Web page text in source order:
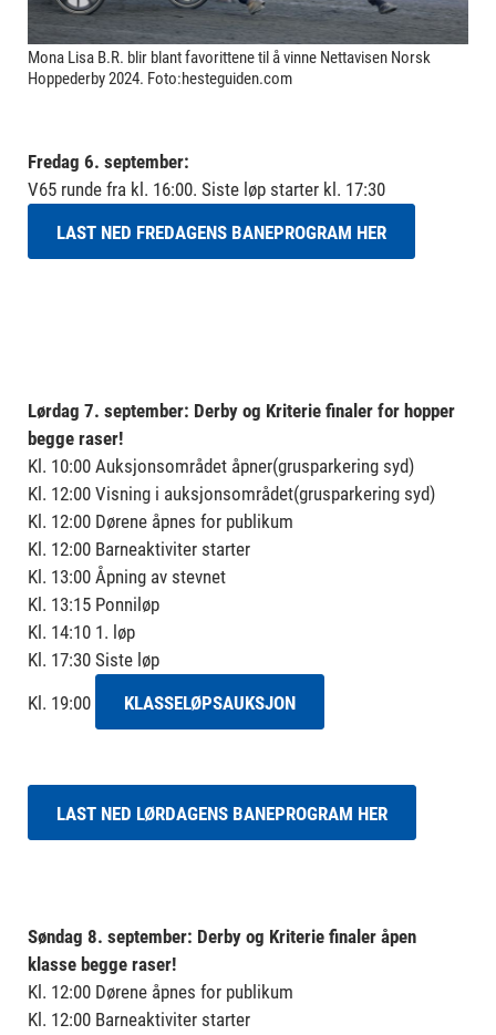
Mona Lisa B.R. blir blant favorittene til å vinne Nettavisen Norsk
Hoppederby 2024. Foto:hesteguiden.com
Fredag 6. september:
V65 runde fra kl. 16:00. Siste løp starter kl. 17:30
LAST NED FREDAGENS BANEPROGRAM HER
Lørdag 7. september: Derby og Kriterie finaler for hopper
begge raser!
Kl. 10:00 Auksjonsområdet åpner(grusparkering syd)
Kl. 12:00 Visning i auksjonsområdet(grusparkering syd)
Kl. 12:00 Dørene åpnes for publikum
Kl. 12:00 Barneaktiviter starter
Kl. 13:00 Åpning av stevnet
Kl. 13:15 Ponniløp
Kl. 14:10 1. løp
Kl. 17:30 Siste løp
Kl. 19:00
KLASSELØPSAUKSJON
LAST NED LØRDAGENS BANEPROGRAM HER
Søndag 8. september: Derby og Kriterie finaler åpen
klasse begge raser!
Kl. 12:00 Dørene åpnes for publikum
Kl. 12:00 Barneaktiviter starter